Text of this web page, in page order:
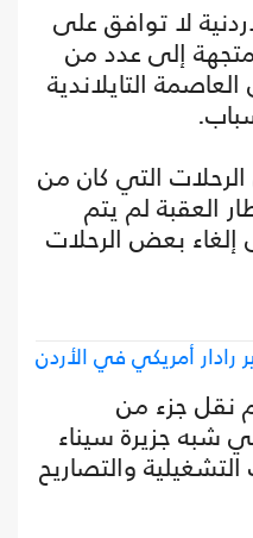
لا توافق على
إلى عدد من
التايلاندية
التي كان من
العقبة لم يتم
إلغاء بعض الرحلات
رادار أمريكي في الأردن
نقل جزء من
شبه جزيرة سيناء
والتصاريح